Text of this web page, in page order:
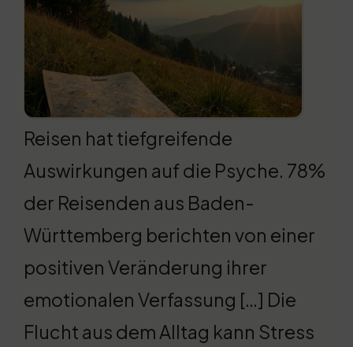
Reisen hat tiefgreifende
Auswirkungen auf die Psyche. 78%
der Reisenden aus Baden-
Württemberg berichten von einer
positiven Veränderung ihrer
emotionalen Verfassung […] Die
Flucht aus dem Alltag kann Stress